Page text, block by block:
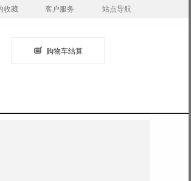
收藏 客户服务 站点导航
购物车结算